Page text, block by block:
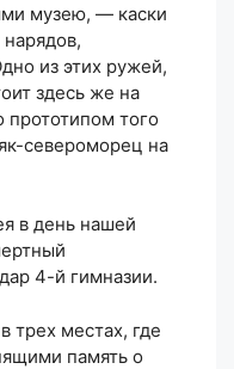
музею, — каски
нарядов,
из этих ружей,
здесь же на
прототипом того
североморец на
в день нашей
4-й гимназии.
трех местах, где
память о